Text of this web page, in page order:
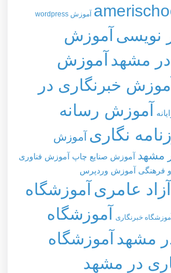
آموزش wordpress
نویسی آموزش
مشهد آموزش
خبرنگاری در
آموزش رسانه
نگاری آموزش
مشهد آموزش صنایع چاپ آموزش فناوری
فرهنگی آموزش وردپرس
عامری آموزشگاه
خبرنگاری آموزشگاه
مشهد آموزشگاه
در مشهد